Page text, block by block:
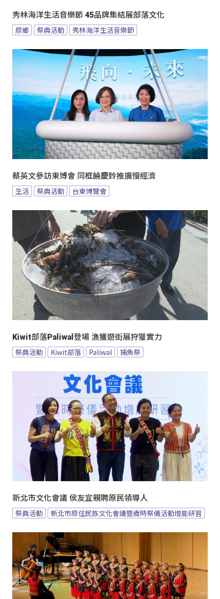
秀林海洋生活音樂節 45品牌集結展部落文化
原鄉 祭典活動 秀林海洋生活音樂節
蔡英文參訪東博會 同框饒慶鈴推廣慢經濟
生活 祭典活動 台東博覽會
Kiwit部落Paliwal登場 漁獲遊街展狩獵實力
祭典活動 Kiwit部落 Paliwal 捕魚祭
新北市文化會議 侯友宜親聘原民領導人
祭典活動 新北市原住民族文化會議暨歲時祭儀活動增能研習